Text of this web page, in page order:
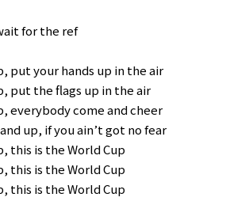
for the ref
put your hands up in the air
put the flags up in the air
everybody come and cheer
up, if you ain’t got no fear
this is the World Cup
this is the World Cup
this is the World Cup